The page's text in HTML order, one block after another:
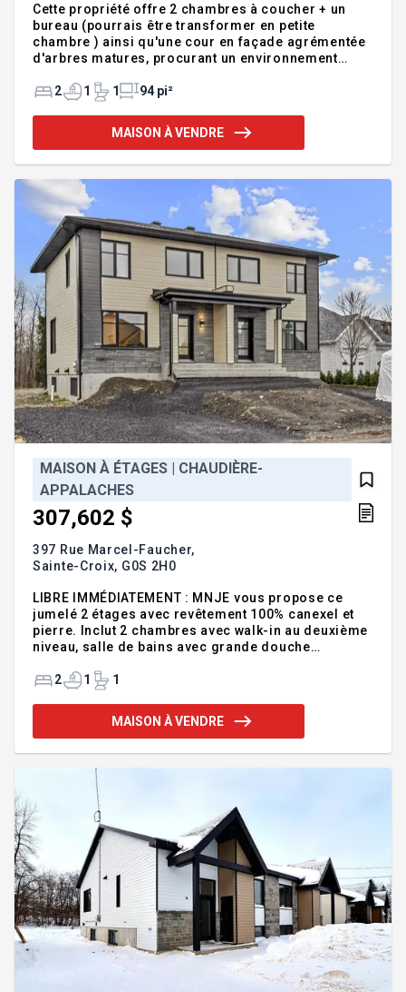
Cette propriété offre 2 chambres à coucher + un
bureau (pourrais être transformer en petite
chambre ) ainsi qu'une cour en façade agrémentée
d'arbres matures, procurant un environnement
quelques améliorations, elle possède tout le
cocon à votre image. Une belle opportunité pour un
premier acheteur, un investisseur ou un bricoleur à
coût! « Acheteur, soyez informé que le courtier,
étant lié par un
2 1 1 94 pi²
MAISON À VENDRE
MAISON À ÉTAGES | CHAUDIÈRE-
APPALACHES
307,602 $
397 Rue Marcel-Faucher,
Sainte-Croix, G0S 2H0
LIBRE IMMÉDIATEMENT : MNJE vous propose ce
jumelé 2 étages avec revêtement 100% canexel et
pierre. Inclut 2 chambres avec walk-in au deuxième
niveau, salle de bains avec grande douche
moderne signée AD+ avec ilot de quartz, bel
la TPS pourrait vous être remboursée en totalité
avec l'adoption de la loi C-4. Informez-vous!
la loi C-4. Informez-vous! Maison modèle libre
immédiatement! Inclusion
2 1 1
MAISON À VENDRE